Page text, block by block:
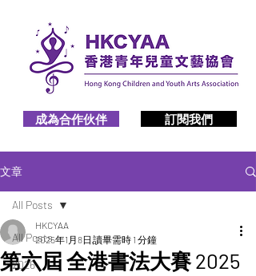
成為合作伙伴 訂閱我們
文章
All Posts
2026
All Posts
第六屆 全港書法大賽 2025
HKCYAA
2025年1月8日 讀畢需時 1 分鐘